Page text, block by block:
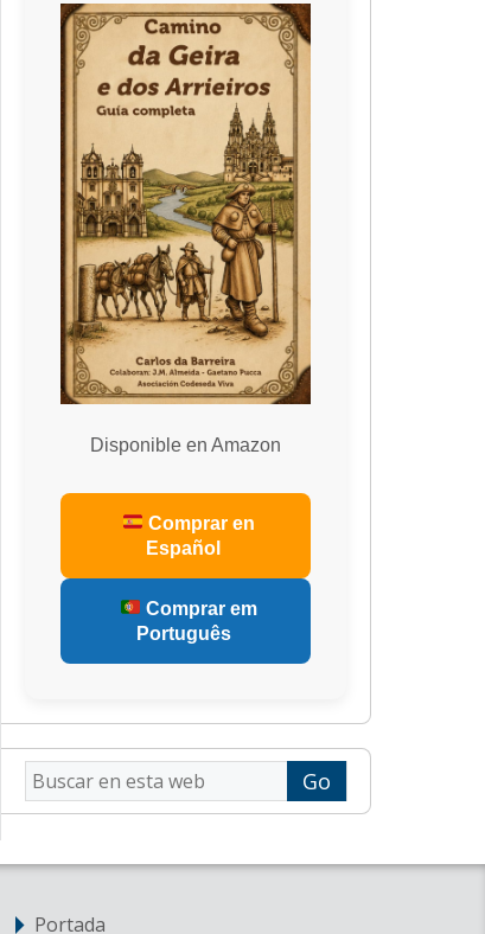
Disponible en Amazon
Comprar en
Español
Comprar em
Português
Buscar
en
esta
Portada